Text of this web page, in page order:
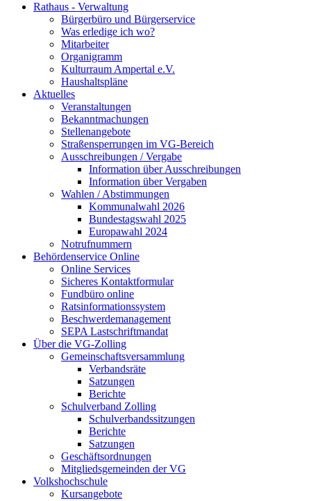
Rathaus - Verwaltung
Bürgerbüro und Bürgerservice
Was erledige ich wo?
Mitarbeiter
Organigramm
Kulturraum Ampertal e.V.
Haushaltspläne
Aktuelles
Veranstaltungen
Bekanntmachungen
Stellenangebote
Straßensperrungen im VG-Bereich
Ausschreibungen / Vergabe
Information über Ausschreibungen
Information über Vergaben
Wahlen / Abstimmungen
Kommunalwahl 2026
Bundestagswahl 2025
Europawahl 2024
Notrufnummern
Behördenservice Online
Online Services
Sicheres Kontaktformular
Fundbüro online
Ratsinformationssystem
Beschwerdemanagement
SEPA Lastschriftmandat
Über die VG-Zolling
Gemeinschaftsversammlung
Verbandsräte
Satzungen
Berichte
Schulverband Zolling
Schulverbandssitzungen
Berichte
Satzungen
Geschäftsordnungen
Mitgliedsgemeinden der VG
Volkshochschule
Kursangebote